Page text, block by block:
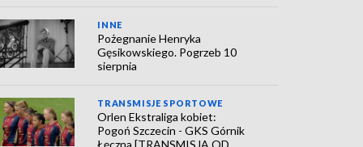
INNE
Pożegnanie Henryka
Gęsikowskiego. Pogrzeb 10
sierpnia
TRANSMISJE SPORTOWE
Orlen Ekstraliga kobiet:
Pogoń Szczecin - GKS Górnik
Łęczna [TRANSMISJA OD